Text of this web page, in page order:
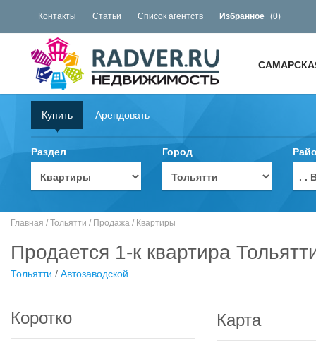
Контакты Статьи Список агентств Избранное (0)
Купить Арендовать
Раздел Город
. .
Главная / Тольятти / Продажа / Квартиры
Продается 1-к квартира
Тольятти / Автозаводской
Коротко Карта